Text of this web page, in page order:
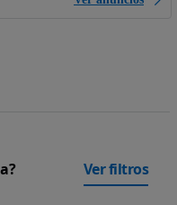
Ver filtros